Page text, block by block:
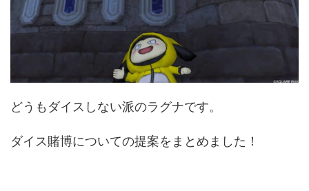
どうもダイスしない派のラグナです。
ダイス賭博についての提案をまとめました！